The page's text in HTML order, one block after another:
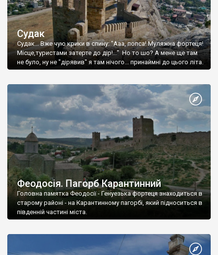
Судак
Судак... Вже чую крики в спину: "Ааа, попса! Муляжна фортеця!
Місце,туристами затерте до дір!..." Но то шо? А мене ще там
не було, ну не "дірявив" я там нічого... принаймні до цього літа.
Феодосія. Пагорб Карантинний
Головна памятка Феодосії - Генуезька фортеця знаходиться в
старому районі - на Карантинному пагорбі, який підноситься в
південній частині міста.